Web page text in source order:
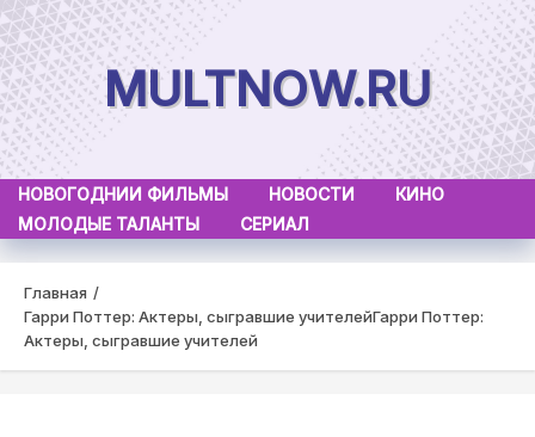
Skip
to
content
MULTNOW.RU
НОВОГОДНИИ ФИЛЬМЫ НОВОСТИ
КИНО
МОЛОДЫЕ ТАЛАНТЫ
СЕРИАЛ
Главная
Гарри Поттер: Актеры, сыгравшие учителейГарри Поттер:
Актеры, сыгравшие учителей